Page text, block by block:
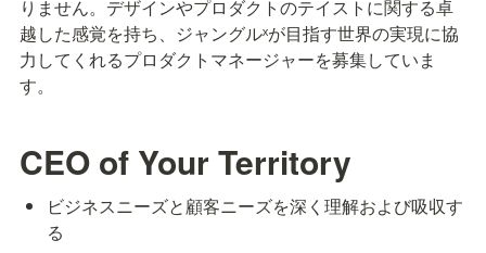
りません。デザインやプロダクトのテイストに関する卓
越した感覚を持ち、ジャングルˣが目指す世界の実現に協
力してくれるプロダクトマネージャーを募集していま
す。
CEO of Your Territory
ビジネスニーズと顧客ニーズを深く理解および吸収す
る